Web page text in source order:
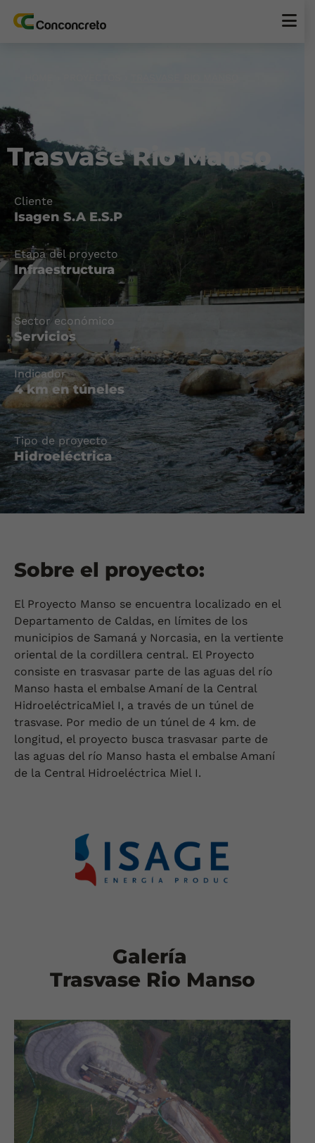
Trasvase Rio Manso
Cliente
Isagen S.A E.S.P
Etapa del proyecto
Infraestructura
Sector económico
Servicios
Indicador
4 km en túneles
Tipo de proyecto
Hidroeléctrica
Sobre el proyecto:
El Proyecto Manso se encuentra localizado en el
Departamento de Caldas, en límites de los
municipios de Samaná y Norcasia, en la vertiente
oriental de la cordillera central. El Proyecto
consiste en trasvasar parte de las aguas del río
Manso hasta el embalse Amaní de la Central
HidroeléctricaMiel I, a través de un túnel de
trasvase. Por medio de un túnel de 4 km. de
longitud, el proyecto busca trasvasar parte de
las aguas del río Manso hasta el embalse Amaní
de la Central Hidroeléctrica Miel I.
Galería
Trasvase Rio Manso